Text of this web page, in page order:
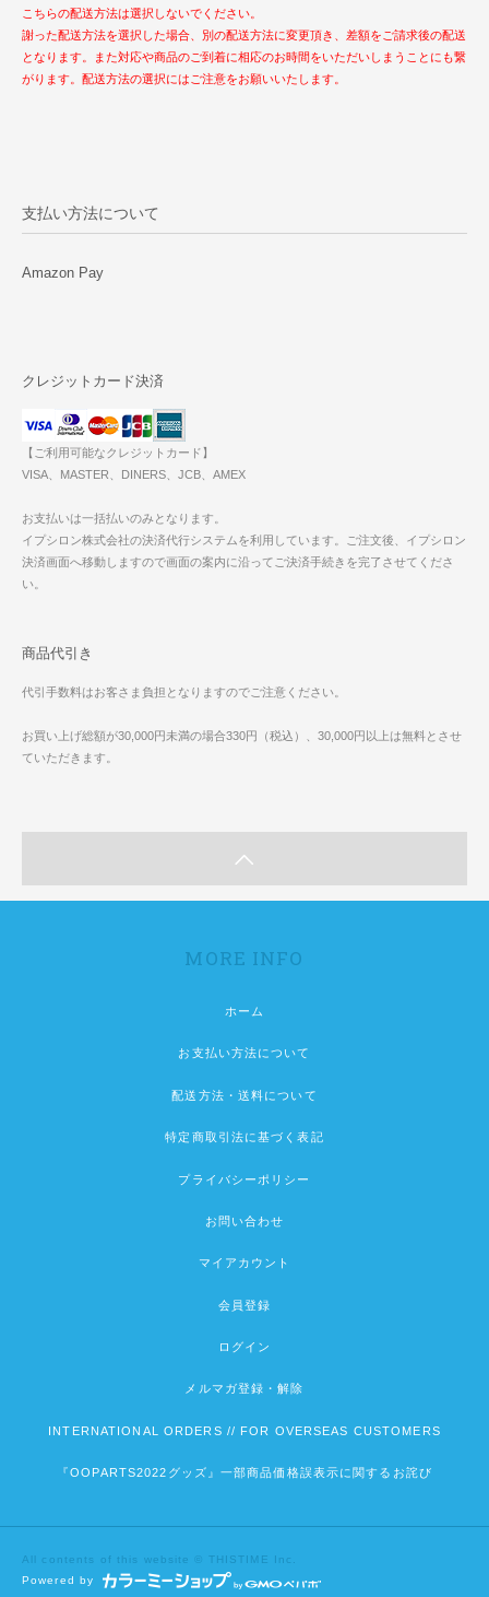
こちらの配送方法は選択しないでください。
謝った配送方法を選択した場合、別の配送方法に変更頂き、差額をご請求後の配送
となります。また対応や商品のご到着に相応のお時間をいただいしまうことにも繋
がります。配送方法の選択にはご注意をお願いいたします。
支払い方法について
Amazon Pay
クレジットカード決済
【ご利用可能なクレジットカード】
VISA、MASTER、DINERS、JCB、AMEX
お支払いは一括払いのみとなります。
イプシロン株式会社の決済代行システムを利用しています。ご注文後、イプシロン
決済画面へ移動しますので画面の案内に沿ってご決済手続きを完了させてくださ
い。
商品代引き
代引手数料はお客さま負担となりますのでご注意ください。
お買い上げ総額が30,000円未満の場合330円（税込）、30,000円以上は無料とさせ
ていただきます。
MORE INFO
ホーム
お支払い方法について
配送方法・送料について
特定商取引法に基づく表記
プライバシーポリシー
お問い合わせ
マイアカウント
会員登録
ログイン
メルマガ登録・解除
INTERNATIONAL ORDERS // FOR OVERSEAS CUSTOMERS
『OOPARTS2022グッズ』一部商品価格誤表示に関するお詫び
All contents of this website © THISTIME Inc.
Powered by